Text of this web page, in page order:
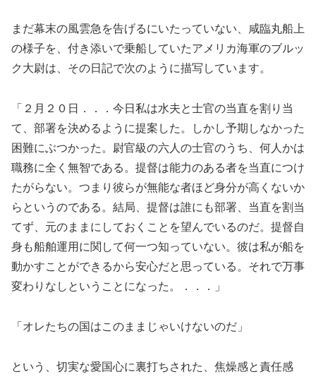
まだ幕末の風雲急を告げるにいたっていない、咸臨丸船上
の様子を、付き添いで乗船していたアメリカ海軍のブルッ
ク大尉は、その日記で次のように描写しています。
「２月２０日．．．今日私は水夫と士官の当直を割り当
て、部署を決めるように提案した。しかし予期しなかった
困難にぶつかった。尉官級の六人の士官のうち、何人かは
職務に全く無智である。提督は能力のある者を当直につけ
たがらない。つまり彼らが無能な者ほど身分が高くないか
らというのである。結局、提督は誰にも部署、当直を割当
てず、元のままにしておくことを望んでいるのだ。提督自
身も船舶運用に関して何一つ知っていない。彼は私が船を
動かすことができるから安心だと思っている。それで万事
変わりなしということになった。．．．」
「オレたちの国はこのままじゃいけないのだ」
という、切実な愛国心に裏打ちされた、焦燥感と責任感